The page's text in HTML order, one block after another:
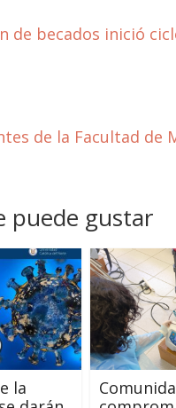
de becados inició
de la Facultad de
puede gustar
la